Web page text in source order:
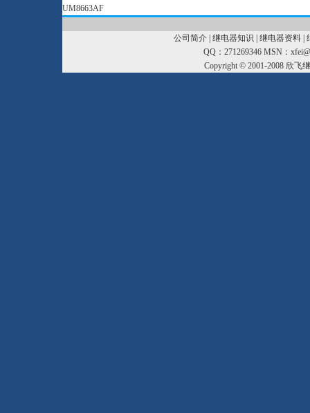
UM8663AF
公司简介| 继电器知识 继电器资料|
QQ：271269346 MSN：
Copyright © 2001-2008 欣飞